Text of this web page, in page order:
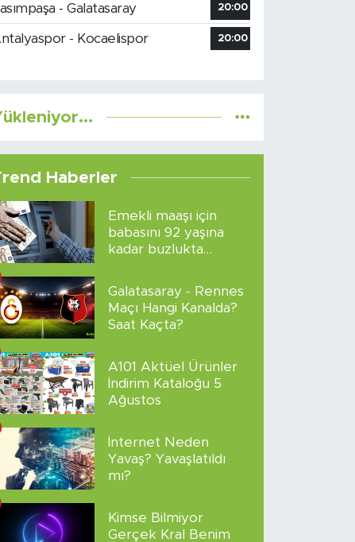
- Galatasaray 20:00
- Kocaelispor 20:00
Haberler
Emekli maaşı için
babasını 92 yaşına
kadar buzlukta
Galatasaray - Rennes
Maçı Hangi Kanalda?
Saat Kaçta?
A101 Aktüel Ürünler
İndirim Kataloğu 5
Ağustos
İnternet Neden
Yavaş? Yavaşlatıldı
mı?
Kimse Bilmiyor
Gerçek Kral Benim